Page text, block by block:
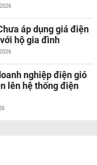
áp dụng giá điện
hộ gia đình
nghiệp điện gió
lên hệ thống điện